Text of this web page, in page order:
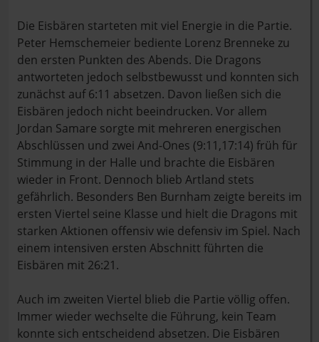
Die Eisbären starteten mit viel Energie in die Partie.
Peter Hemschemeier bediente Lorenz Brenneke zu
den ersten Punkten des Abends. Die Dragons
antworteten jedoch selbstbewusst und konnten sich
zunächst auf 6:11 absetzen. Davon ließen sich die
Eisbären jedoch nicht beeindrucken. Vor allem
Jordan Samare sorgte mit mehreren energischen
Abschlüssen und zwei And-Ones (9:11,17:14) früh für
Stimmung in der Halle und brachte die Eisbären
wieder in Front. Dennoch blieb Artland stets
gefährlich. Besonders Ben Burnham zeigte bereits im
ersten Viertel seine Klasse und hielt die Dragons mit
starken Aktionen offensiv wie defensiv im Spiel. Nach
einem intensiven ersten Abschnitt führten die
Eisbären mit 26:21.
Auch im zweiten Viertel blieb die Partie völlig offen.
Immer wieder wechselte die Führung, kein Team
konnte sich entscheidend absetzen. Die Eisbären